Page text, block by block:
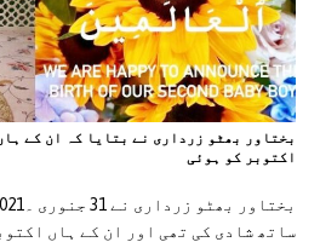
اکتوبر کو ہوئی